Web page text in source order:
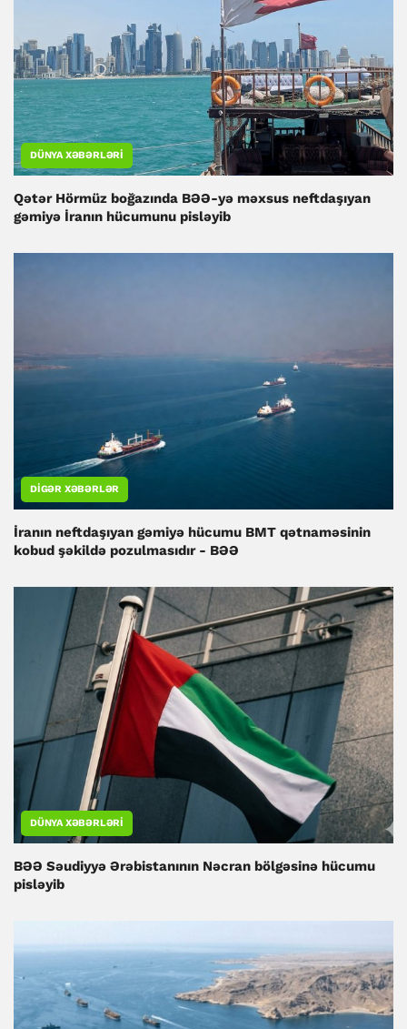
DÜNYA XƏBƏRLƏRI
Qətər Hörmüz boğazında BƏƏ-yə məxsus neftdaşıyan
gəmiyə İranın hücumunu pisləyib
DIGƏR XƏBƏRLƏR
İranın neftdaşıyan gəmiyə hücumu BMT qətnaməsinin
kobud şəkildə pozulmasıdır - BƏƏ
DÜNYA XƏBƏRLƏRI
BƏƏ Səudiyyə Ərəbistanının Nəcran bölgəsinə hücumu
pisləyib